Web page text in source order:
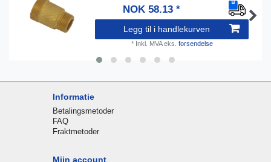
NOK 58.13 *
Legg til i handlekurven
* Inkl. MVAeks. forsendelse
Informatie
Betalingsmetoder
FAQ
Fraktmetoder
Mijn account